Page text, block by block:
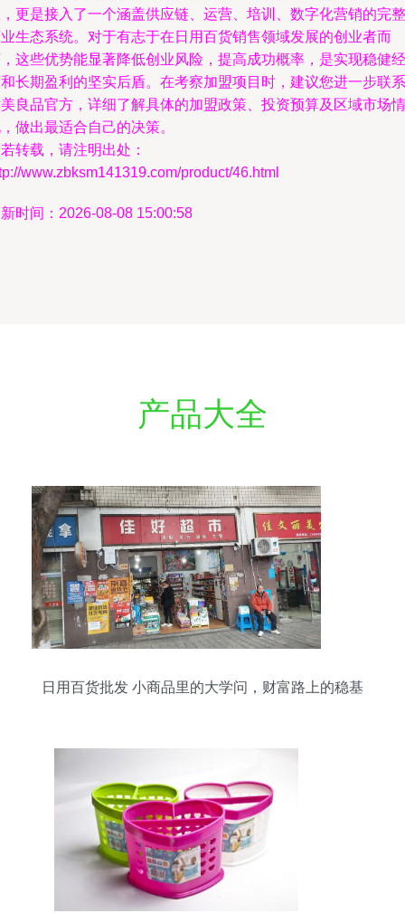
更是接入了一个涵盖供应链、运营、培训、数字化营销的完整
生态系统。对于有志于在日用百货销售领域发展的创业者而
这些优势能显著降低创业风险，提高成功概率，是实现稳健经
长期盈利的坚实后盾。在考察加盟项目时，建议您进一步联系
良品官方，详细了解具体的加盟政策、投资预算及区域市场情
做出最适合自己的决策。
转载，请注明出处：
www.zbksm141319.com/product/46.html
时间：2026-08-08 15:00:58
产品大全
日用百货批发 小商品里的大学问，财富路上的稳基